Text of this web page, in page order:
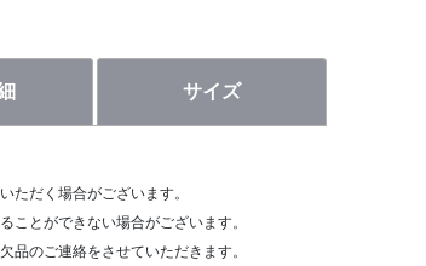
サイズ
ただく場合がございます。
ことができない場合がございます。
品のご連絡をさせていただきます。